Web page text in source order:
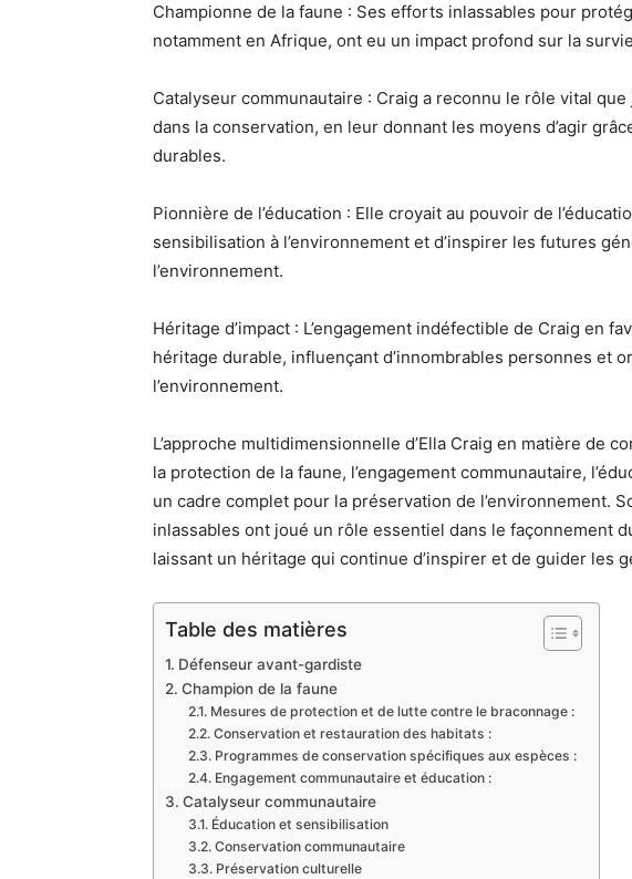
Championne de la faune : Ses efforts inlassables pour
notamment en Afrique, ont eu un impact profond sur la
Catalyseur communautaire : Craig a reconnu le rôle vital
dans la conservation, en leur donnant les moyens d’agir
durables.
Pionnière de l’éducation : Elle croyait au pouvoir de
sensibilisation à l’environnement et d’inspirer les futures
l’environnement.
Héritage d’impact : L’engagement indéfectible de Craig en
héritage durable, influençant d’innombrables personnes et
l’environnement.
L’approche multidimensionnelle d’Ella Craig en matière de
la protection de la faune, l’engagement communautaire,
un cadre complet pour la préservation de l’environnement.
inlassables ont joué un rôle essentiel dans le façonnement
laissant un héritage qui continue d’inspirer et de guider les
Table des matières
Défenseur avant-gardiste
Champion de la faune
Mesures de protection et de lutte contre le braconnage :
Conservation et restauration des habitats :
Programmes de conservation spécifiques aux espèces :
Engagement communautaire et éducation :
Catalyseur communautaire
Éducation et sensibilisation
Conservation communautaire
Préservation culturelle